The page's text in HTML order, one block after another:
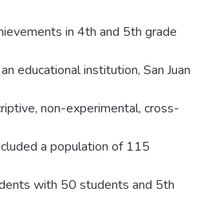
in 4th and 5th grade
educational institution, San Juan
non-experimental, cross-
a population of 115
with 50 students and 5th